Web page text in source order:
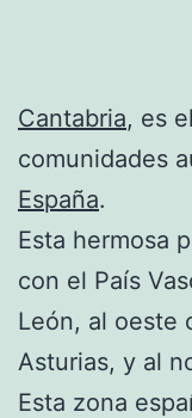
Cantabria, es
comunidades
España.
Esta hermosa
con el País
León, al oeste
Asturias, y al
Esta zona